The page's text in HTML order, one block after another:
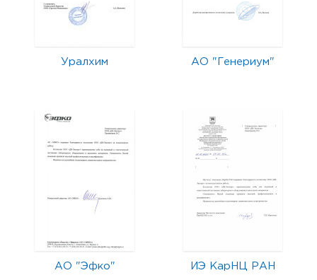
Уралхим АО "Генериум"
АО "Эфко" ИЭ КарНЦ РАН